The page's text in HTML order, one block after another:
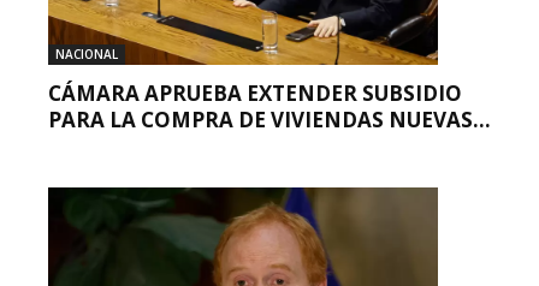
NACIONAL
CÁMARA APRUEBA EXTENDER SUBSIDIO
PARA LA COMPRA DE VIVIENDAS NUEVAS...